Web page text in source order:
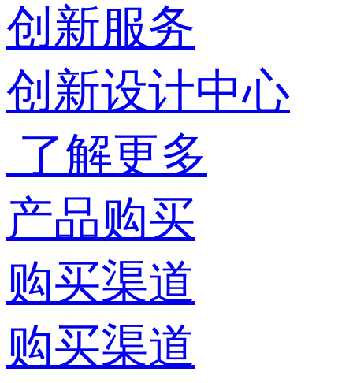
创新服务
创新设计中心
了解更多
产品购买
购买渠道
购买渠道